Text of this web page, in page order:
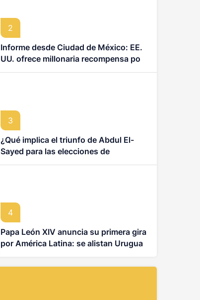
2
Informe desde Ciudad de México: EE.
UU. ofrece millonaria recompensa por
líderes del CJNG
3
¿Qué implica el triunfo de Abdul El-
Sayed para las elecciones de
noviembre en Estados Unidos?
4
Papa León XIV anuncia su primera gira
por América Latina: se alistan Uruguay,